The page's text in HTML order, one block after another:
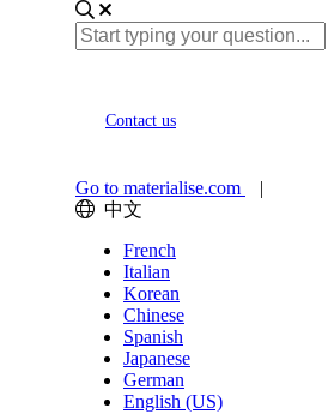
Contact us
Go to materialise.com
|
中文
French
Italian
Korean
Chinese
Spanish
Japanese
German
English (US)